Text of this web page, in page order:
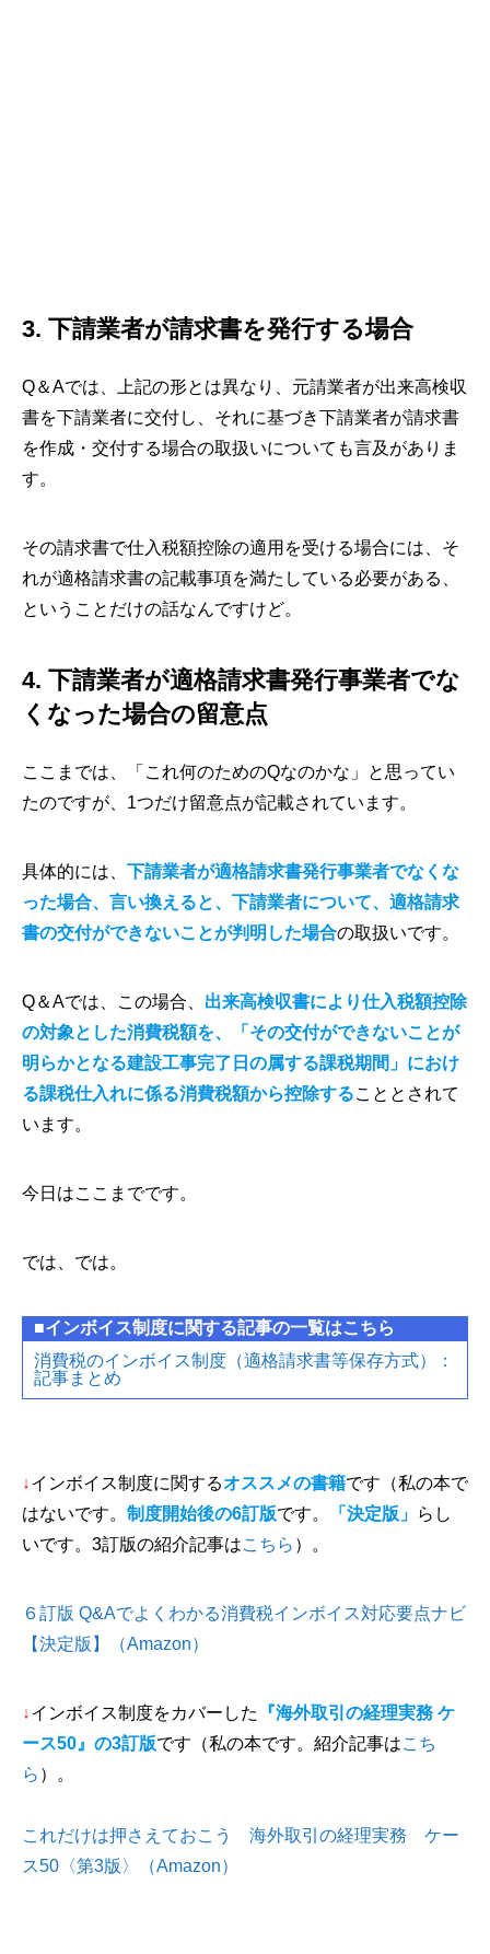
3. 下請業者が請求書を発行する場合
Q＆Aでは、上記の形とは異なり、元請業者が出来高検収
書を下請業者に交付し、それに基づき下請業者が請求書
を作成・交付する場合の取扱いについても言及がありま
す。
その請求書で仕入税額控除の適用を受ける場合には、そ
れが適格請求書の記載事項を満たしている必要がある、
ということだけの話なんですけど。
4. 下請業者が適格請求書発行事業者でな
くなった場合の留意点
ここまでは、「これ何のためのQなのかな」と思ってい
たのですが、1つだけ留意点が記載されています。
具体的には、 下請業者が適格請求書発行事業者でなくな
った場合、言い換えると、下請業者について、適格請求
書の交付ができないことが判明した場合の取扱いです。
Q＆Aでは、この場合、 出来高検収書により仕入税額控除
の対象とした消費税額を、「その交付ができないことが
明らかとなる建設工事完了日の属する課税期間」におけ
る課税仕入れに係る消費税額から控除することとされて
います。
今日はここまでです。
では、では。
■インボイス制度に関する記事の一覧はこちら
消費税のインボイス制度（適格請求書等保存方式）：
記事まとめ
↓インボイス制度に関するオススメの書籍です（私の本で
はないです。 制度開始後の6訂版です。 「決定版」 らし
いです。3訂版の紹介記事はこちら ）。
６訂版 Q&Aでよくわかる消費税インボイス対応要点ナビ
【決定版】（Amazon）
↓インボイス制度をカバーした
『海外取引の経理実務 ケ
ース50』の3訂版です（私の本です。紹介記事はこち
ら ）。
これだけは押さえておこう 海外取引の経理実務 ケー
ス50〈第3版〉（Amazon）